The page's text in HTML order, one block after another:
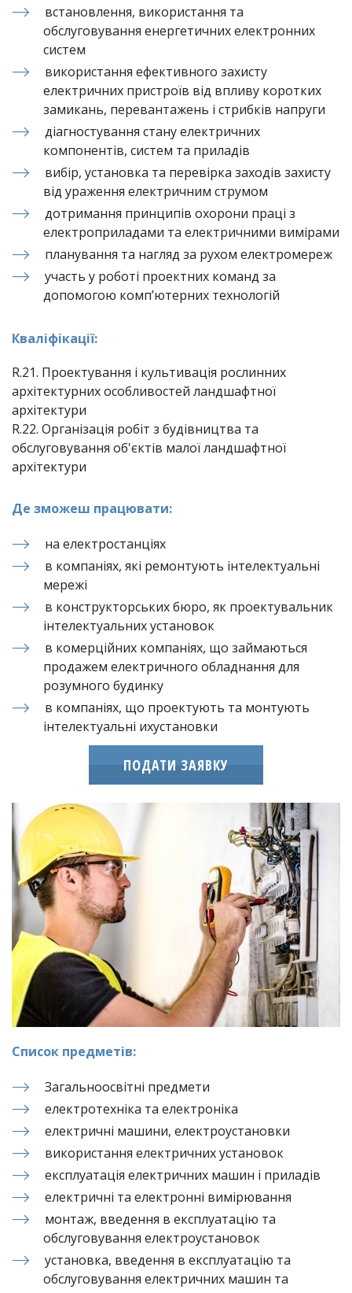
встановлення, використання та
обслуговування енергетичних електронних
систем
використання ефективного захисту
електричних пристроїв від впливу коротких
замикань, перевантажень і стрибків напруги
діагностування стану електричних
компонентів, систем та приладів
вибір, установка та перевірка заходів захисту
від ураження електричним струмом
дотримання принципів охорони праці з
електроприладами та електричними вимірами
планування та нагляд за рухом електромереж
участь у роботі проектних команд за
допомогою комп’ютерних технологій
Кваліфікації:
R.21. Проектування і культивація рослинних
архітектурних особливостей ландшафтної
архітектури
R.22. Організація робіт з будівництва та
обслуговування об'єктів малої ландшафтної
архітектури
Де зможеш працювати:
на електростанціях
в компаніях, які ремонтують інтелектуальні
мережі
в конструкторських бюро, як проектувальник
інтелектуальних установок
в комерційних компаніях, що займаються
продажем електричного обладнання для
розумного будинку
в компаніях, що проектують та монтують
інтелектуальні ихустановки
ПОДАТИ ЗАЯВКУ
Список предметів:
Загальноосвітні предмети
електротехніка та електроніка
електричні машини, електроустановки
використання електричних установок
експлуатація електричних машин і приладів
електричні та електронні вимірювання
монтаж, введення в експлуатацію та
обслуговування електроустановок
установка, введення в експлуатацію та
обслуговування електричних машин та